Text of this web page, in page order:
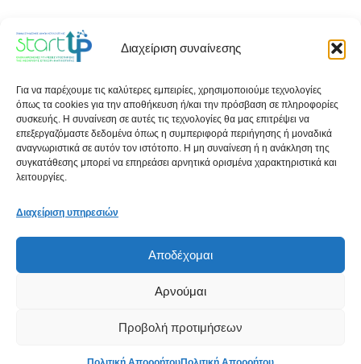
Διαχείριση συναίνεσης
Για να παρέχουμε τις καλύτερες εμπειρίες, χρησιμοποιούμε τεχνολογίες
όπως τα cookies για την αποθήκευση ή/και την πρόσβαση σε πληροφορίες
συσκευής. Η συναίνεση σε αυτές τις τεχνολογίες θα μας επιτρέψει να
επεξεργαζόμαστε δεδομένα όπως η συμπεριφορά περιήγησης ή μοναδικά
αναγνωριστικά σε αυτόν τον ιστότοπο. Η μη συναίνεση ή η ανάκληση της
συγκατάθεσης μπορεί να επηρεάσει αρνητικά ορισμένα χαρακτηριστικά και
λειτουργίες.
Διαχείριση υπηρεσιών
Αποδέχομαι
Αρνούμαι
Προβολή προτιμήσεων
Εγγραφείτε στο Newsletter μας!
Μείνετε ενημερωμένοι για όλες τις δραστηριότητές μας